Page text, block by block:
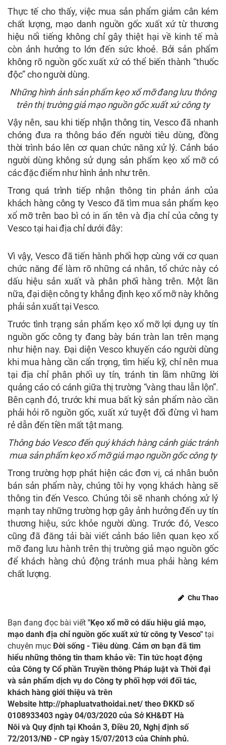
Thực tế cho thấy, việc mua sản phẩm giảm cân kém
chất lượng, mạo danh nguồn gốc xuất xứ từ thương
hiệu nổi tiếng không chỉ gây thiệt hại về kinh tế mà
còn ảnh hưởng to lớn đến sức khoẻ. Bởi sản phẩm
không rõ nguồn gốc xuất xứ có thể biến thành “thuốc
độc” cho người dùng.
Những hình ảnh sản phẩm kẹo xổ mỡ đang lưu thông
trên thị trường giả mạo nguồn gốc xuất xứ công ty
Vậy nên, sau khi tiếp nhận thông tin, Vesco đã nhanh
chóng đưa ra thông báo đến người tiêu dùng, đồng
thời trình báo lên cơ quan chức năng xử lý. Cảnh báo
người dùng không sử dụng sản phẩm kẹo xổ mỡ có
các đặc điểm như hình ảnh như trên.
Trong quá trình tiếp nhận thông tin phản ánh của
khách hàng công ty Vesco đã tìm mua sản phẩm kẹo
xổ mỡ trên bao bì có in ấn tên và địa chỉ của công ty
Vesco tại hai địa chỉ dưới đây:
Vì vậy, Vesco đã tiến hành phối hợp cùng với cơ quan
chức năng để làm rõ những cá nhân, tổ chức này có
dấu hiệu sản xuất và phân phối hàng trên. Một lần
nữa, đại diện công ty khẳng định kẹo xổ mỡ này không
phải sản xuất tại Vesco.
Trước tình trạng sản phẩm kẹo xổ mỡ lợi dụng uy tín
nguồn gốc công ty đang bày bán tràn lan trên mạng
như hiện nay. Đại diện Vesco khuyến cáo người dùng
khi mua hàng cần cẩn trọng, tìm hiểu kỹ, chỉ nên mua
tại địa chỉ phân phối uy tín, tránh tin lầm những lời
quảng cáo có cánh giữa thị trường “vàng thau lẫn lộn”.
Bên cạnh đó, trước khi mua bất kỳ sản phẩm nào cần
phải hỏi rõ nguồn gốc, xuất xứ tuyệt đối đừng vì ham
rẻ dẫn đến tiền mất tật mang.
Thông báo Vesco đến quý khách hàng cảnh giác tránh
mua sản phẩm kẹo xổ mỡ giả mạo nguồn gốc công ty
Trong trường hợp phát hiện các đơn vị, cá nhân buôn
bán sản phẩm này, chúng tôi hy vọng khách hàng sẽ
thông tin đến Vesco. Chúng tôi sẽ nhanh chóng xử lý
mạnh tay những trường hợp gây ảnh hưởng đến uy tín
thương hiệu, sức khỏe người dùng. Trước đó, Vesco
cũng đã đăng tải bài viết cảnh báo liên quan kẹo xổ
mỡ đang lưu hành trên thị trường giả mạo nguồn gốc
để khách hàng chủ động tránh mua phải hàng kém
chất lượng.
Chu Thao
Bạn đang đọc bài viết "Kẹo xổ mỡ có dấu hiệu giả mạo,
mạo danh địa chỉ nguồn gốc xuất xứ từ công ty Vesco" tại
chuyên mụcĐời sống - Tiêu dùng. Cảm ơn bạn đã tìm
hiểu những thông tin tham khảo về: Tin tức hoạt động
của Công ty Cổ phần Truyền thông Pháp luật và Thời đại
và sản phẩm dịch vụ do Công ty phối hợp với đối tác,
khách hàng giới thiệu và trên
Website http://phapluatvathoidai.net/ theo ĐKKD số
0108933403 ngày 04/03/2020 của Sở KH&ĐT Hà
Nôi và Quy định tại Khoản 3, Điều 20, Nghị định số
72/2013/NĐ - CP ngày 15/07/2013 của Chính phủ.